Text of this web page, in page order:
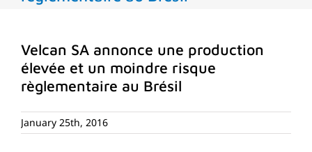
Velcan SA annonce une production
élevée et un moindre risque
règlementaire au Brésil
January 25th, 2016